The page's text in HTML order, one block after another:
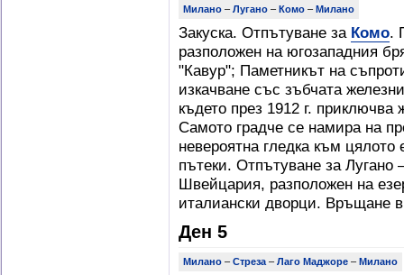
Милано – Лугано – Комо – Милано
Закуска. Отпътуване за Комо.
разположен на югозападния
"Кавур"; Паметникът на
изкачване със зъбчата
където през 1912 г.
Самото градче се намира на
невероятна гледка към цялото
пътеки. Отпътуване за
Швейцария, разположен на
италиански дворци. Връщане
Ден 5
Милано – Стреза – Лаго Маджоре – Милано